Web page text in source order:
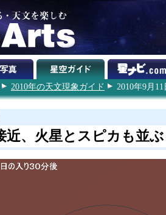
2010年の天文現象ガイド 2010年9月11
近、火星とスピカも並ぶ